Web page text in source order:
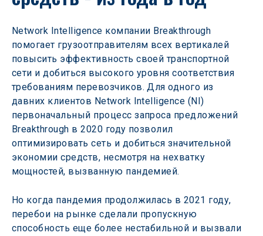
Network Intelligence компании Breakthrough
помогает грузоотправителям всех вертикалей
повысить эффективность своей транспортной
сети и добиться высокого уровня соответствия
требованиям перевозчиков. Для одного из
давних клиентов Network Intelligence (NI)
первоначальный процесс запроса предложений
Breakthrough в 2020 году позволил
оптимизировать сеть и добиться значительной
экономии средств, несмотря на нехватку
мощностей, вызванную пандемией.
Но когда пандемия продолжилась в 2021 году,
перебои на рынке сделали пропускную
способность еще более нестабильной и вызвали